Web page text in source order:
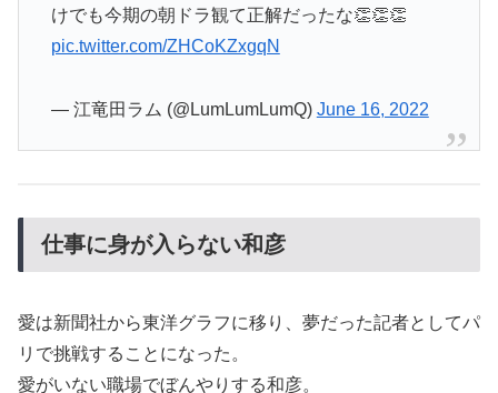
けでも今期の朝ドラ観て正解だったな👏👏👏
pic.twitter.com/ZHCoKZxgqN
— 江竜田ラム (@LumLumLumQ) June 16, 2022
仕事に身が入らない和彦
愛は新聞社から東洋グラフに移り、夢だった記者としてパ
リで挑戦することになった。
愛がいない職場でぼんやりする和彦。